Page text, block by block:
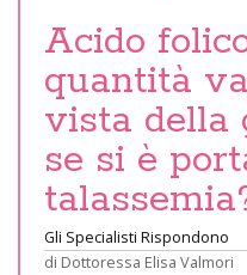
Acido
quantità
vista della
se si è
Gli Specialisti Rispondono
di Dottoressa Elisa Valmori